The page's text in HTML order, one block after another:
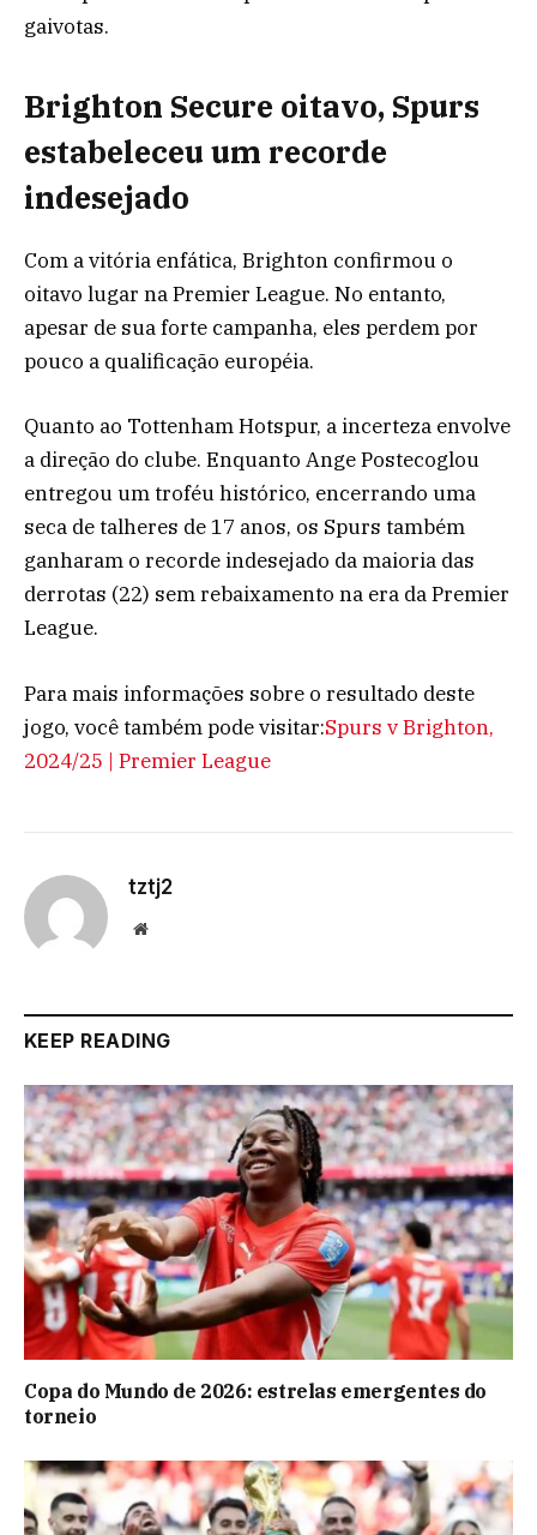
gaivotas.
Brighton Secure oitavo, Spurs
estabeleceu um recorde
indesejado
Com a vitória enfática, Brighton confirmou o
oitavo lugar na Premier League. No entanto,
apesar de sua forte campanha, eles perdem por
pouco a qualificação européia.
Quanto ao Tottenham Hotspur, a incerteza envolve
a direção do clube. Enquanto Ange Postecoglou
entregou um troféu histórico, encerrando uma
seca de talheres de 17 anos, os Spurs também
ganharam o recorde indesejado da maioria das
derrotas (22) sem rebaixamento na era da Premier
League.
Para mais informações sobre o resultado deste
jogo, você também pode visitar:Spurs v Brighton,
2024/25 | Premier League
tztj2
Website
KEEP READING
Copa do Mundo de 2026: estrelas emergentes do
torneio